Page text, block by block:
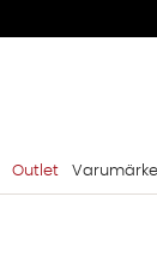
Outlet